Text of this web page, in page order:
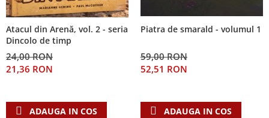
Atacul din Arenă, vol. 2 - seria
Dincolo de timp
24,00 RON
21,36 RON
ADAUGA IN COS
Piatra de smarald - volumul 1
59,00 RON
52,51 RON
ADAUGA IN COS